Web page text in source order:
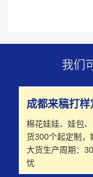
我们
成都来稿打样
棉花娃娃、娃包
货300个起定制，
大货生产周期：
忧